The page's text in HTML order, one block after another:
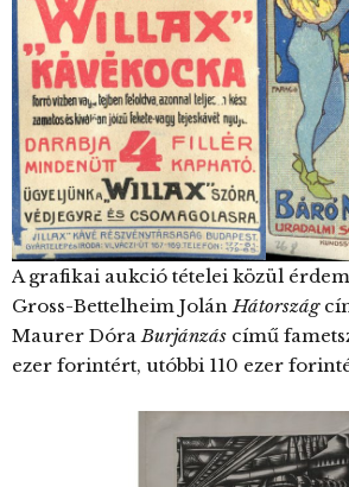
A grafikai aukció tételei közül
Gross-Bettelheim JolánHátország
Maurer DóraBurjánzás című
ezer forintért, utóbbi 110 ezer